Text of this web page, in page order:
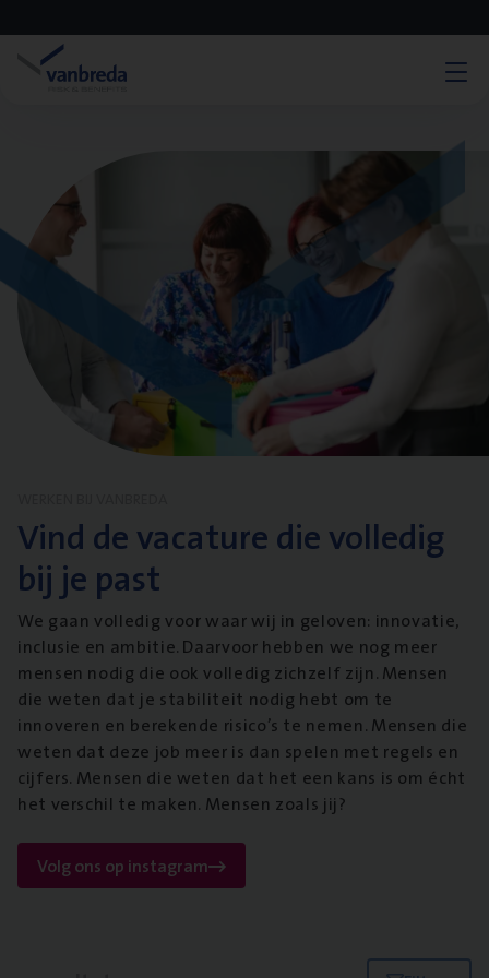
Vind de vacature die volledig
bij je past
We gaan volledig voor waar wij in geloven: innovatie,
inclusie en ambitie. Daarvoor hebben we nog meer
mensen nodig die ook volledig zichzelf zijn. Mensen
die weten dat je stabiliteit nodig hebt om te
innoveren en berekende risico’s te nemen. Mensen die
weten dat deze job meer is dan spelen met regels en
cijfers. Mensen die weten dat het een kans is om écht
het verschil te maken. Mensen zoals jij?
Volg ons op instagram